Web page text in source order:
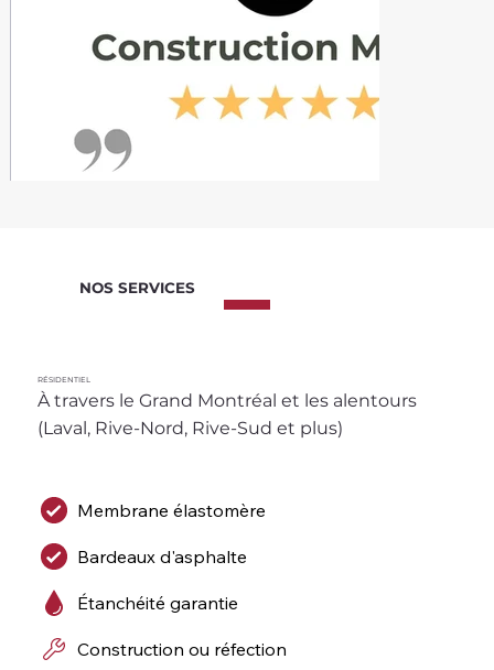
NOS SERVICES
RÉSIDENTIEL
À travers le Grand Montréal et les alentours
(Laval, Rive-Nord, Rive-Sud et plus)
Membrane élastomère
Bardeaux d'asphalte
Étanchéité garantie
Construction ou réfection